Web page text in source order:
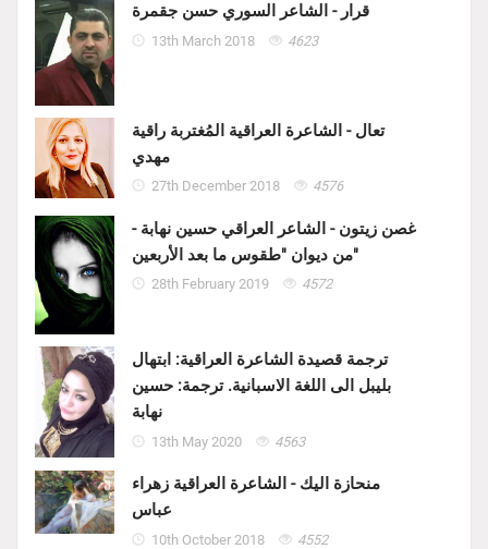
قرار - الشاعر السوري حسن جقمرة
13th March 2018 4623
تعال - الشاعرة العراقية المُغتربة راقية
مهدي
27th December 2018 4576
غصن زيتون - الشاعر العراقي حسين نهابة -
من ديوان "طقوس ما بعد الأربعين"
28th February 2019 4572
ترجمة قصيدة الشاعرة العراقية: ابتهال
بليبل الى اللغة الاسبانية. ترجمة: حسين
نهابة
13th May 2020 4563
منحازة اليك - الشاعرة العراقية زهراء
عباس
10th October 2018 4552